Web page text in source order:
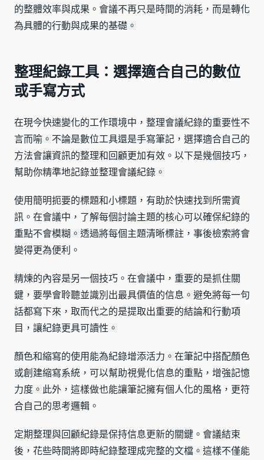
的整體效率與成果。會議不再只是時間的消耗，而是轉化
為具體的行動與成果的基礎。
整理紀錄工具：選擇適合自己的數位
或手寫方式
在現今快速變化的工作環境中，整理會議紀錄的重要性不
言而喻。不論是數位工具還是手寫筆記，選擇適合自己的
方法會讓資訊的整理和回顧更加有效。以下是幾個技巧，
幫助你精準地記錄並整理會議紀錄。
使用簡明扼要的標題和小標題，有助於快速找到所需資
訊。在會議中，了解每個討論主題的核心可以確保紀錄的
重點不會模糊。透過將每個主題清晰標註，事後檢索將會
變得更為便利。
精煉的內容是另一個技巧。在會議中，重要的是抓住關
鍵，要學會聆聽並識別出最具價值的信息。避免將每一句
話都寫下來，取而代之的是提取出重要的結論和行動項
目，讓紀錄更具可讀性。
顏色和縮寫的使用能為紀錄增添活力。在筆記中搭配顏色
或創建縮寫系統，可以幫助視覺化信息的重點，增強記憶
力度。此外，這樣做也能讓筆記擁有個人化的風格，更符
合自己的思考邏輯。
定期整理與回顧紀錄是保持信息更新的關鍵。會議結束
後，花些時間將即時紀錄整理成完整的文檔。這樣不僅能